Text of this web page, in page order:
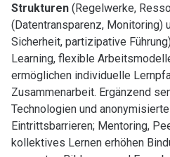
Strukturen(Regelwerke,
(Datentransparenz, Monitoring)
Sicherheit, partizipative
Learning, flexible
ermöglichen individuelle
Zusammenarbeit. Ergänzend
Technologien und
Eintrittsbarrieren; Mentoring,
kollektives Lernen erhöhen